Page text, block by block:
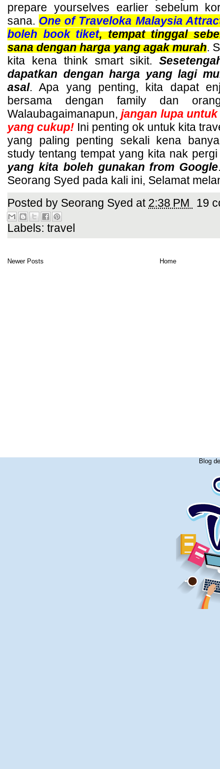
prepare yourselves earlier sebelum
sana. One of Traveloka Malaysia
boleh book tiket, tempat tinggal
sana dengan harga yang agak murah.
kita kena think smart sikit.
dapatkan dengan harga yang lagi
asal. Apa yang penting, kita dapat
bersama dengan family dan
Walaubagaimanapun, jangan lupa
yang cukup! Ini penting ok untuk kita
yang paling penting sekali kena
study tentang tempat yang kita nak
yang kita boleh gunakan from Google
Seorang Syed pada kali ini, Selamat
Posted by Seorang Syed at 2:38 PM
19
Labels: travel
Newer Posts Home
Blog